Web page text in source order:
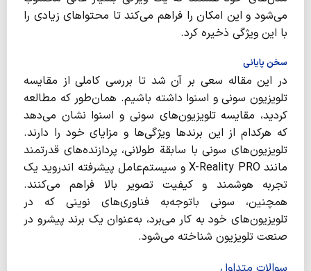
می‌شود و این امکان را فراهم می‌کند تا محتواهای زیادی را
با این ویژگی ذخیره کرد.
سخن پایانی
در این مقاله سعی بر آن شد تا بررسی کاملی از مقایسه
تلویزیون سونی و اسنوا داشته باشیم. همان‌طور که مطالعه
کردید، مقایسه تلویزیون‌های سونی و اسنوا نشان می‌دهد
که هرکدام از این برندها ویژگی‌ها و مزایای خود را دارند.
تلویزیون‌های سونی با سابقة طولانی، پردازنده‌های قدرتمند
مانند X-Reality PRO و سیستم‌عامل پیشرفته اندروید یک
تجربه هوشمند و کیفیت تصویر بالا فراهم می‌کنند.
همچنین، سونی باتوجه‌به فناوری‌های نوینی که در
تلویزیون‌های خود به کار می‌برد، به‌عنوان یک برند پیشرو در
صنعت تلویزیون شناخته می‌شود.